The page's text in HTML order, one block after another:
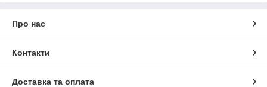
Про нас
Контакти
Доставка та оплата